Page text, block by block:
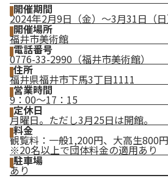
開催期間
2024年2月9日（金）～3月31日（日
開催場所
福井市美術館
電話番号
0776-33-2990（福井市美術館）
住所
福井県福井市下馬3丁目1111
営業時間
9：00～17：15
定休日
月曜日。ただし3月25日は開館。
料金
観覧料：一般1,200円、大高生800
※20名以上で団体料金の適用あり
駐車場
あり